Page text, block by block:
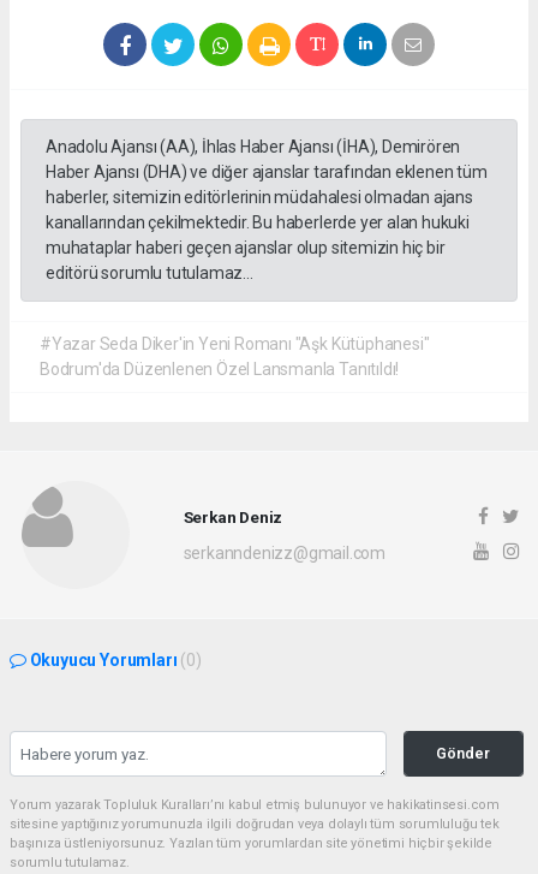
Anadolu Ajansı (AA), İhlas Haber Ajansı (İHA), Demirören
Haber Ajansı (DHA) ve diğer ajanslar tarafından eklenen tüm
haberler, sitemizin editörlerinin müdahalesi olmadan ajans
kanallarından çekilmektedir. Bu haberlerde yer alan hukuki
muhataplar haberi geçen ajanslar olup sitemizin hiç bir
editörü sorumlu tutulamaz...
#Yazar Seda Diker'in Yeni Romanı "Aşk Kütüphanesi"
Bodrum'da Düzenlenen Özel Lansmanla Tanıtıldı!
Serkan Deniz
serkanndenizz@gmail.com
Okuyucu Yorumları (0)
Gönder
Yorum yazarak Topluluk Kuralları’nı kabul etmiş bulunuyor ve hakikatinsesi.com
sitesine yaptığınız yorumunuzla ilgili doğrudan veya dolaylı tüm sorumluluğu tek
başınıza üstleniyorsunuz. Yazılan tüm yorumlardan site yönetimi hiçbir şekilde
sorumlu tutulamaz.